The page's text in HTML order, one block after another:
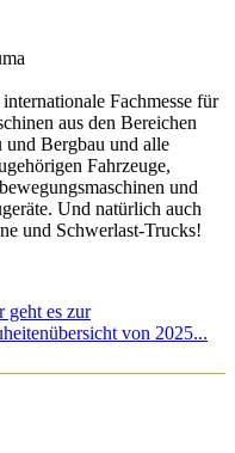
Fachmesse für
aus den Bereichen
und Bergbau und alle
Fahrzeuge,
und
Und natürlich auch
und Schwerlast-Trucks!
geht es zur
von 2025...